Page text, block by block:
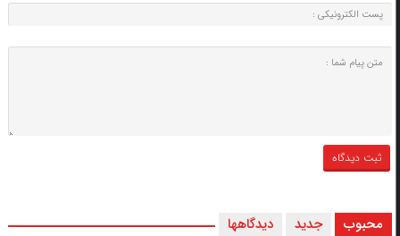
محبوب جدید دیدگاهها